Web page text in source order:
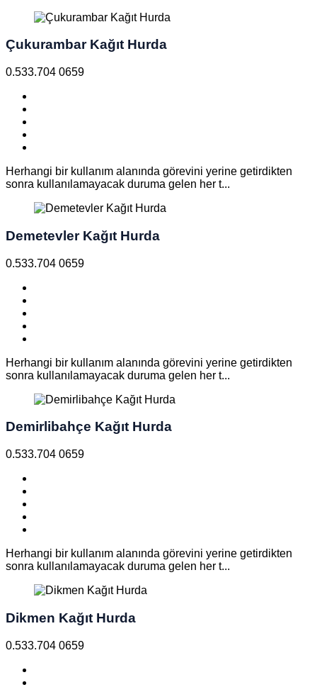
Çukurambar Kağıt Hurda
0.533.704 0659
Herhangi bir kullanım alanında görevini yerine getirdikten
sonra kullanılamayacak duruma gelen her t...
Demetevler Kağıt Hurda
0.533.704 0659
Herhangi bir kullanım alanında görevini yerine getirdikten
sonra kullanılamayacak duruma gelen her t...
Demirlibahçe Kağıt Hurda
0.533.704 0659
Herhangi bir kullanım alanında görevini yerine getirdikten
sonra kullanılamayacak duruma gelen her t...
Dikmen Kağıt Hurda
0.533.704 0659